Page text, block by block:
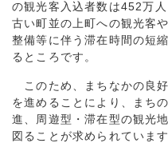
の観光客入込者数は452万
古い町並の上町への観光客
整備等に伴う滞在時間の短
るところです。
このため、まちなかの良
を進めることにより、まち
進、周遊型・滞在型の観光
図ることが求められています